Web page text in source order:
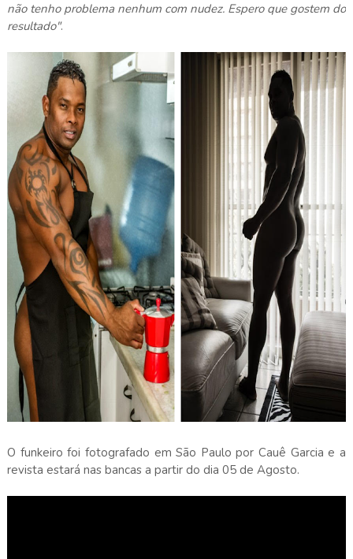
não tenho problema nenhum com nudez. Espero que gostem do
resultado".
O funkeiro foi fotografado em São Paulo por Cauê Garcia e a
revista estará nas bancas a partir do dia 05 de Agosto.